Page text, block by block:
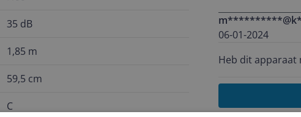
35 dB
1,85 m
59,5 cm
C
heeft. Het
Het formaat is
koelkast is
koelkast kunt
hier kan je veel
gebruikt. Dit
06-01-2024
Heb dit apparaat